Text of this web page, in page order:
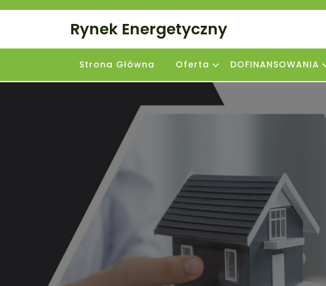
Skip
Rynek Energetyczny
Strona Główna Oferta DOFINANSOWANIA